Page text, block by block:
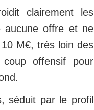
clairement les
aucune offre et ne
10 M€, très loin des
offensif pour
séduit par le profil